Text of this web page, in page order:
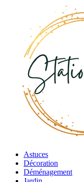
Astuces
Décoration
Déménagement